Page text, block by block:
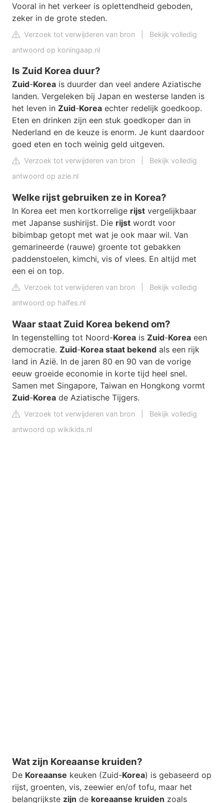
Vooral in het verkeer is oplettendheid geboden,
zeker in de grote steden.
Verzoek tot verwijderen van bron
Bekijk volledig
antwoord op koningaap.nl
Is Zuid Korea duur?
Zuid-Korea is duurder dan veel andere Aziatische
landen. Vergeleken bij Japan en westerse landen is
het leven in Zuid-Korea echter redelijk goedkoop.
Eten en drinken zijn een stuk goedkoper dan in
Nederland en de keuze is enorm. Je kunt daardoor
goed eten en toch weinig geld uitgeven.
Verzoek tot verwijderen van bron
Bekijk volledig
antwoord op azie.nl
Welke rijst gebruiken ze in Korea?
In Korea eet men kortkorrelige rijst vergelijkbaar
met Japanse sushirijst. Die rijst wordt voor
bibimbap getopt met wat je ook maar wil. Van
gemarineerde (rauwe) groente tot gebakken
paddenstoelen, kimchi, vis of vlees. En altijd met
een ei on top.
Verzoek tot verwijderen van bron
Bekijk volledig
antwoord op halfes.nl
Waar staat Zuid Korea bekend om?
In tegenstelling tot Noord-Korea is Zuid-Korea een
democratie. Zuid-Korea staat bekend als een rijk
land in Azië. In de jaren 80 en 90 van de vorige
eeuw groeide economie in korte tijd heel snel.
Samen met Singapore, Taiwan en Hongkong vormt
Zuid-Korea de Aziatische Tijgers.
Verzoek tot verwijderen van bron
Bekijk volledig
antwoord op wikikids.nl
Wat zijn Koreaanse kruiden?
De Koreaanse keuken (Zuid-Korea) is gebaseerd op
rijst, groenten, vis, zeewier en/of tofu, maar het
belangrijkste zijn de koreaanse kruiden zoals